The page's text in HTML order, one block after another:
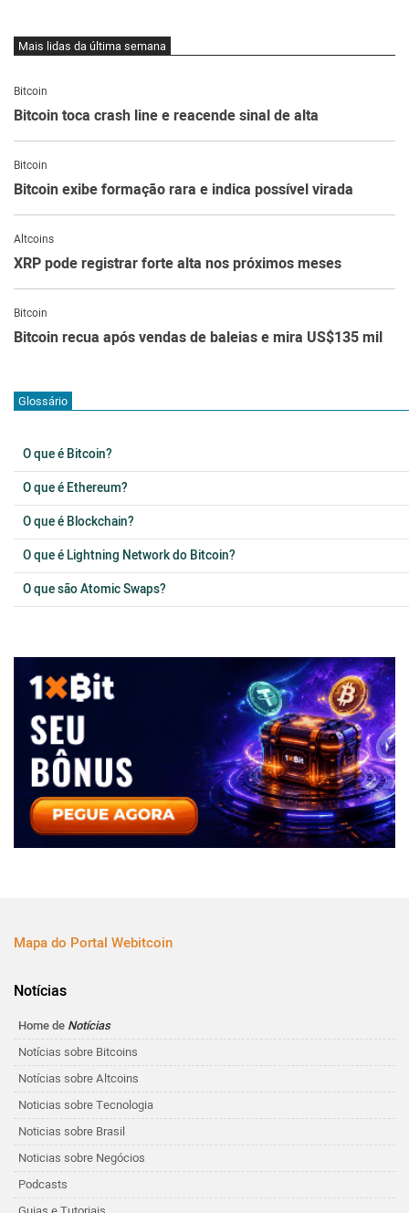
Mais lidas da última semana
Bitcoin
Bitcoin toca crash line e reacende sinal de alta
Bitcoin
Bitcoin exibe formação rara e indica possível virada
Altcoins
XRP pode registrar forte alta nos próximos meses
Bitcoin
Bitcoin recua após vendas de baleias e mira US$135 mil
Glossário
O que é Bitcoin?
O que é Ethereum?
O que é Blockchain?
O que é Lightning Network do Bitcoin?
O que são Atomic Swaps?
Mapa do Portal Webitcoin
Notícias
Home de Notícias
Notícias sobre Bitcoins
Notícias sobre Altcoins
Noticias sobre Tecnologia
Noticias sobre Brasil
Noticias sobre Negócios
Podcasts